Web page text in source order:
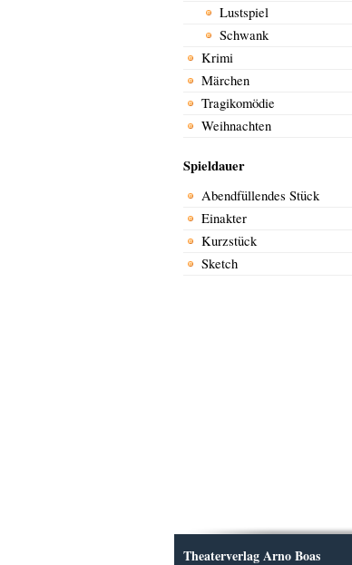
Lustspiel
Schwank
Krimi
Märchen
Tragikomödie
Weihnachten
Spieldauer
Abendfüllendes Stück
Einakter
Kurzstück
Sketch
Theaterverlag Arno Boas